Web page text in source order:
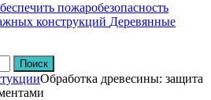
пожаробезопасность
конструкций Деревянные
Обработка древесины: защита